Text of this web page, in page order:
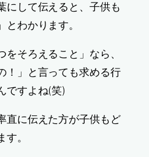
にして伝えると、子供も
とわかります。
そろえること」なら、
！」と言っても求める行
ですよね(笑)
直に伝えた方が子供もど
。